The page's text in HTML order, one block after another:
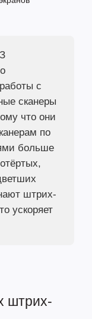
с
сканеры
что они
по
больше
штрих-
ускоряет
штрих-